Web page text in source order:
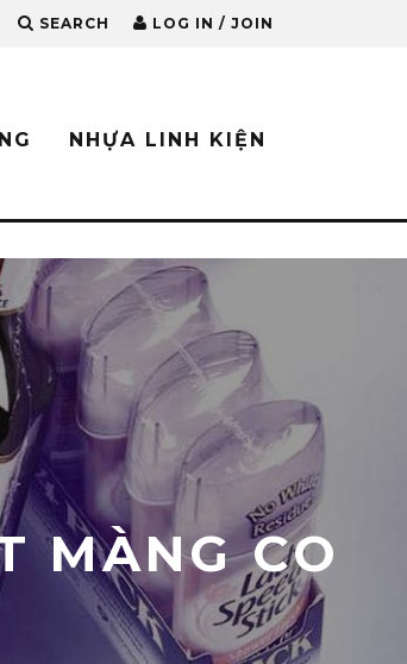
SEARCH LOG IN / JOIN
NHỰA LINH KIỆN
MÀNG CO